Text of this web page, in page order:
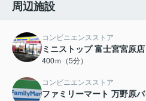
周辺施設
コンビニエンスストア
ミニストップ 富士宮宮原店
400ｍ（5分）
コンビニエンスストア
ファミリーマート 万野原